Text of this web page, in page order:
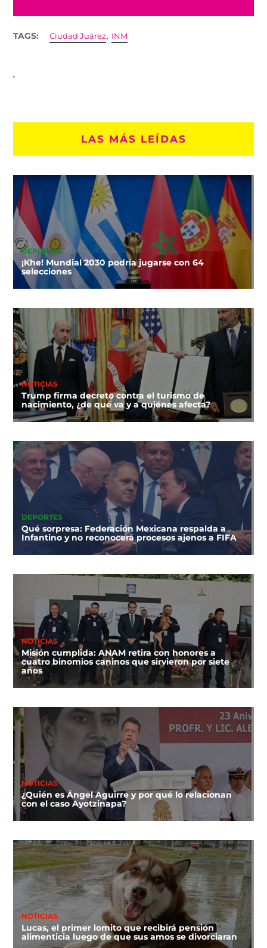
TAGS: Ciudad Juárez, INM
LAS MÁS LEÍDAS
DEPORTES
¡Khe! Mundial 2030 podría jugarse con 64
selecciones
NOTICIAS
Trump firma decreto contra el turismo de
nacimiento, ¿de qué va y a quiénes afecta?
DEPORTES
Qué sorpresa: Federación Mexicana respalda a
Infantino y no reconocerá procesos ajenos a FIFA
NOTICIAS
Misión cumplida: ANAM retira con honores a
cuatro binomios caninos que sirvieron por siete
años
NOTICIAS
¿Quién es Ángel Aguirre y por qué lo relacionan
con el caso Ayotzinapa?
NOTICIAS
Lucas, el primer lomito que recibirá pensión
alimenticia luego de que sus amos se divorciaran